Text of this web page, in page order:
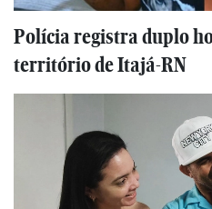
Polícia registra duplo
território de Itajá-RN